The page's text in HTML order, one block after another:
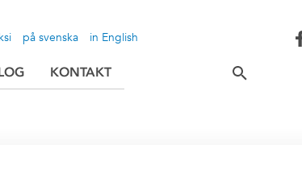
på svenska in English
KONTAKT